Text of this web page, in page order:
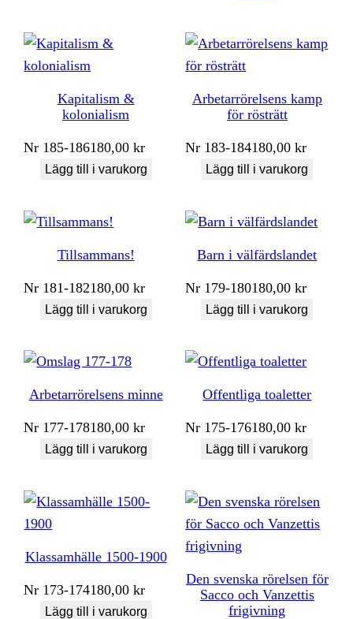
Kapitalism &
kolonialism
Nr 185-186180,00kr
Lägg till i varukorg
Arbetarrörelsens kamp
för rösträtt
Nr 183-184180,00kr
Lägg till i varukorg
Tillsammans!
Nr 181-182180,00kr
Lägg till i varukorg
Barn i välfärdslandet
Nr 179-180180,00kr
Lägg till i varukorg
Arbetarrörelsens minne
Nr 177-178180,00kr
Lägg till i varukorg
Offentliga toaletter
Nr 175-176180,00kr
Lägg till i varukorg
Klassamhälle 1500-1900
Nr 173-174180,00kr
Lägg till i varukorg
Den svenska rörelsen för
Sacco och Vanzettis
frigivning